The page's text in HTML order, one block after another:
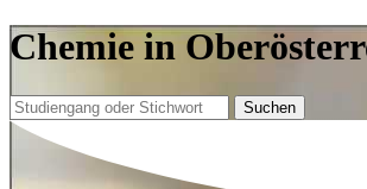
Chemie in
Suchen